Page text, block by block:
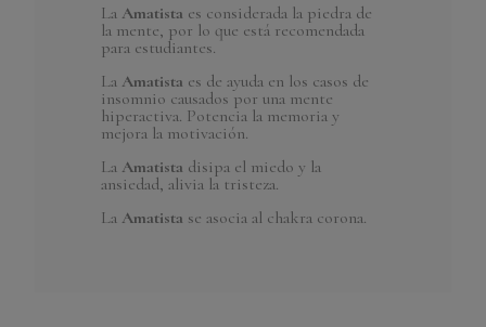
La Amatista es considerada la piedra de
la mente, por lo que está recomendada
para estudiantes.
La Amatista es de ayuda en los casos de
insomnio causados por una mente
hiperactiva. Potencia la memoria y
mejora la motivación.
La Amatista disipa el miedo y la
ansiedad, alivia la tristeza.
La Amatista se asocia al chakra corona.